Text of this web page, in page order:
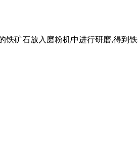
矿石放入磨粉机中进行研磨,得到